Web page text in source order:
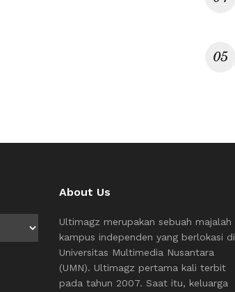
About Us
Ultimagz merupakan sebuah majalah
kampus independen yang berlokasi di
Universitas Multimedia Nusantara
(UMN). Ultimagz pertama kali terbit
pada tahun 2007. Saat itu, keluarga